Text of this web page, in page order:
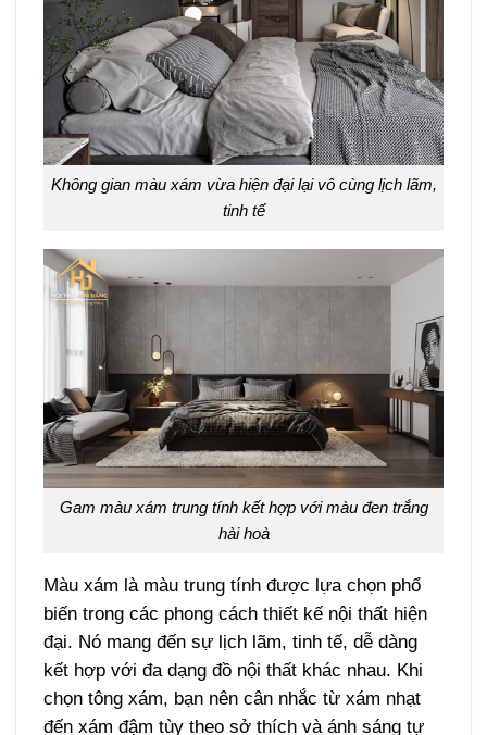
Không gian màu xám vừa hiện đại lại vô cùng lịch lãm,
tinh tế
Gam màu xám trung tính kết hợp với màu đen trắng
hài hoà
Màu xám là màu trung tính được lựa chọn phổ
biến trong các phong cách thiết kế nội thất hiện
đại. Nó mang đến sự lịch lãm, tinh tế, dễ dàng
kết hợp với đa dạng đồ nội thất khác nhau. Khi
chọn tông xám, bạn nên cân nhắc từ xám nhạt
đến xám đậm tùy theo sở thích và ánh sáng tự